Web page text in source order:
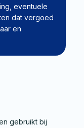
eventuele
dat vergoed
en
gebruikt bij